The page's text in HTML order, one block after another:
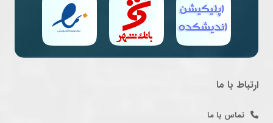
ارتباط با ما
تماس با ما